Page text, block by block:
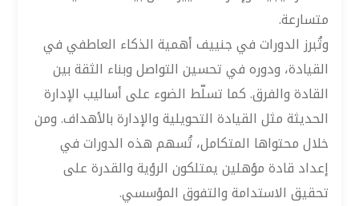
متسارعة.
وتُبرز الدورات في جنييف أهمية الذكاء العاطفي في
القيادة، ودوره في تحسين التواصل وبناء الثقة بين
القادة والفرق. كما تسلّط الضوء على أساليب الإدارة
الحديثة مثل القيادة التحويلية والإدارة بالأهداف. ومن
خلال محتواها المتكامل، تُسهم هذه الدورات في
إعداد قادة مؤهلين يمتلكون الرؤية والقدرة على
تحقيق الاستدامة والتفوق المؤسسي.